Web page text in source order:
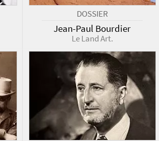
DOSSIER
Jean-Paul Bourdier
Le Land Art.